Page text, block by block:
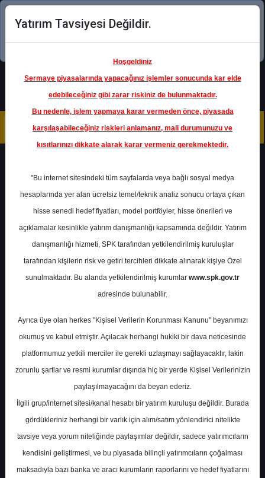
Şimdi uygulamayı indirin!
AVPGY- AVRUPAKENT GMYO
Hedef Fiyat 85.00 ₺
Getiri
%0.00
0
Get.
1
Salı, 03 Mart 2026
En Yüksek Tahmin 97,50 ₺
Ortalama Fiyat Tahmini 91,25 ₺
Yatırım Tavsiyesi Değildir.
Hoşgeldiniz
Sermaye piyasalarında yapacağınız işlemler sonucunda kar elde
edebileceğiniz gibi zarar riskiniz de bulunmaktadır.
Bu nedenle, işlem yapmaya karar vermeden önce, piyasada
karşılaşabileceğiniz riskleri anlamanız, mali durumunuzu ve
kısıtlarınızı dikkate alarak karar vermeniz gerekmektedir.
"Bu internet sitesindeki tüm sayfalarda veya bağlı sosyal medya
hesaplarında yer alan ücretsiz temel/teknik analiz sonucu ortaya çıkan
hisse senedi hedef fiyatları, model portföyler, hisse önerileri ve
açıklamalar kesinlikle yatırım danışmanlığı kapsamında değildir. Yatırım
danışmanlığı hizmeti, SPK tarafından yetkilendirilmiş kuruluşlar
tarafından kişilerin risk ve getiri tercihleri dikkate alınarak kişiye Özel
sunulmaktadır. Bu alanda yetkilendirilmiş kurumlar www.spk.gov.tr
adresinde bulunabilir.
Ayrıca üye olan herkes "Kişisel Verilerin Korunması Kanunu" beyanımızı
okumuş ve kabul etmiştir. Açılacak herhangi hukiki bir dava neticesinde
platformumuz yetkili merciler ile gerekli uzlaşmayı sağlayacaktır, lakin
zorunlu şartlar ve resmi kurumlar dışında hiç bir yerde Kişisel Verilerinizin
paylaşılmayacağını da beyan ederiz.
İlgili grup/internet sitesi/kanal hesabı bir yatırım kuruluşu değildir. Burada
gördükleriniz herhangi bir varlık için alım/satım yönlendirici nitelikte
tavsiye veya yorum niteliğinde paylaşımlar değildir, sadece yatırımcıların
kendisini geliştirmesi, ve bu piyasada bilinçli yatırımcıların çoğalması
maksadıyla bazı banka ve aracı kurumların raporlarını ve hedef fiyatlarını